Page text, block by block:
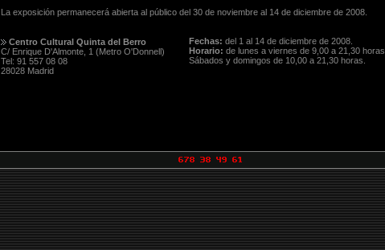
La exposición permanecerá abierta al público del 30 de noviembre al 14 de diciembre de 2008.
Centro Cultural Quinta del Berro
C/ Enrique D'Almonte, 1 (Metro O'Donnell)
Tel: 91 557 08 08
28028 Madrid
Fechas: del 1 al 14 de diciembre de 2008.
Horario: de lunes a viernes de 9,00 a 21,30 horas.
Sábados y domingos de 10,00 a 21,30 horas.